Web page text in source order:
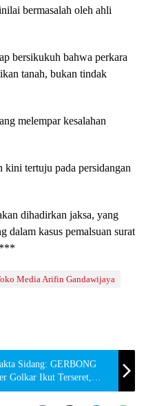
bermasalah oleh ahli
bersikukuh bahwa perkara
tanah, bukan tindak
melempar kesalahan
kini tertuju pada persidangan
dihadirkan jaksa, yang
kasus pemalsuan surat
Media Arifin Gandawijaya
Sidang: GERBONG
Golkar Ikut Terseret,
Covid-19